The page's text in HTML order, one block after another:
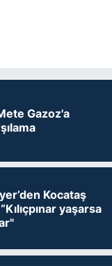
Gazoz'a
Kocataş
yaşarsa